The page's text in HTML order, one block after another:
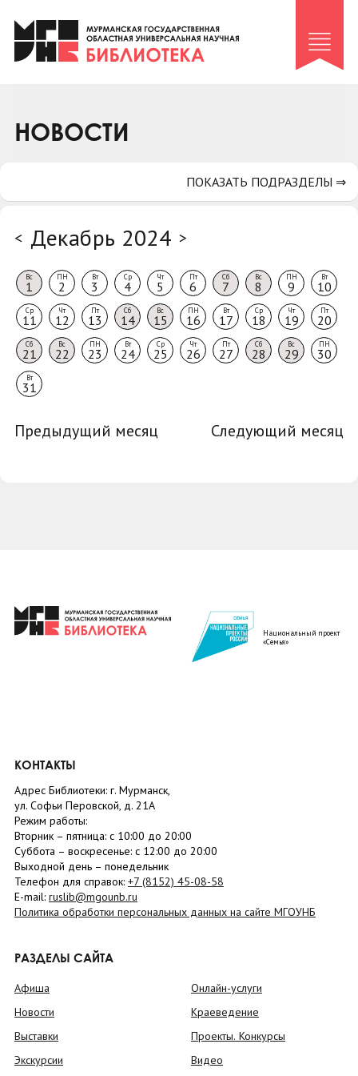
Клуб «Гиря и сельдерей»
Клуб «Семейный архив»
Коллегам
НОВОСТИ
< Декабрь 2024 >
Вс
1
ПН
2
Вт
3
Ср
4
Чт
5
Пт
6
Сб
7
Вс
8
ПН
9
Вт
10
Ср
11
Чт
12
Пт
13
Сб
14
Вс
15
ПН
16
Вт
17
Ср
18
Чт
19
Пт
20
Сб
21
Вс
22
ПН
23
Вт
24
Ср
25
Чт
26
Пт
27
Сб
28
Вс
29
ПН
30
Вт
31
Предыдущий месяц Следующий месяц
ПОКАЗАТЬ ПОДРАЗДЕЛЫ ⇒
Национальный проект
«Семья»
КОНТАКТЫ
Адрес Библиотеки: г. Мурманск,
ул. Софьи Перовской, д. 21А
Режим работы:
Вторник – пятница: с 10:00 до 20:00
Суббота – воскресенье: c 12:00 до 20:00
Выходной день – понедельник
Телефон для справок: +7 (8152) 45-08-58
E-mail: ruslib@mgounb.ru
Политика обработки персональных данных на сайте МГОУНБ
РАЗДЕЛЫ САЙТА
Афиша
Новости
Выставки
Экскурсии
Онлайн-услуги
Краеведение
Проекты. Конкурсы
Видео